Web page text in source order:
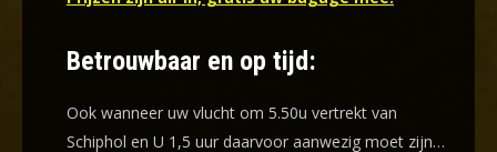
Betrouwbaar en op tijd:
Ook wanneer uw vlucht om 5.50u vertrekt van
Schiphol en U 1,5 uur daarvoor aanwezig moet zijn…